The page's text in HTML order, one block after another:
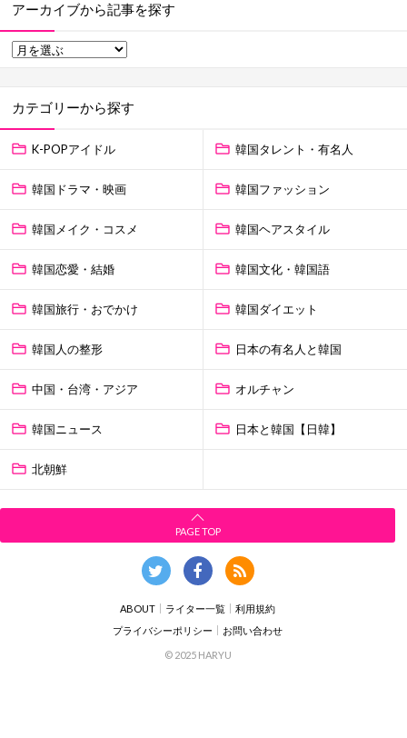
アーカイブから記事を探す
カテゴリーから探す
K-POPアイドル 韓国タレント・有名人
韓国ドラマ・映画 韓国ファッション
韓国メイク・コスメ 韓国ヘアスタイル
韓国恋愛・結婚 韓国文化・韓国語
韓国旅行・おでかけ 韓国ダイエット
韓国人の整形 日本の有名人と韓国
中国・台湾・アジア オルチャン
韓国ニュース 日本と韓国【日韓】
北朝鮮
PAGE TOP
ABOUT ライター一覧
利用規約
プライバシーポリシー
お問い合わせ
© 2025 HARYU